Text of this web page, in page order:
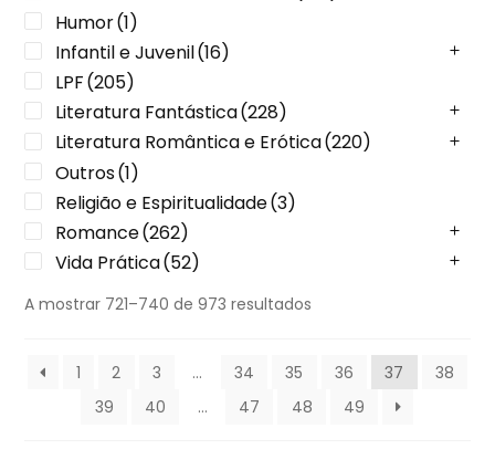
Humor(1)
Infantil e Juvenil(16)
LPF(205)
Literatura Fantástica(228)
Literatura Romântica e Erótica(220)
Outros(1)
Religião e Espiritualidade(3)
Romance(262)
Vida Prática(52)
A mostrar 721–740 de 973 resultados
1 2 3 … 34 35 36 37
38
39
40 … 47 48 49